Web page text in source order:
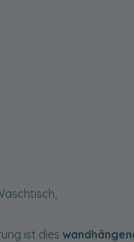
ist dies